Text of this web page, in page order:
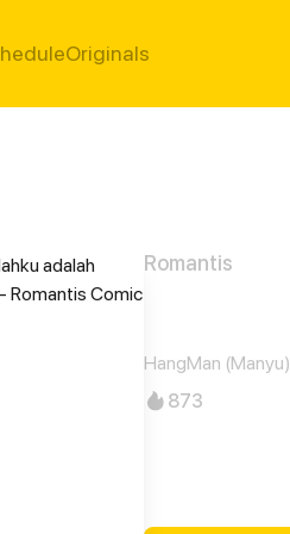
Originals
Romantis
HangMan (Manyu)
873